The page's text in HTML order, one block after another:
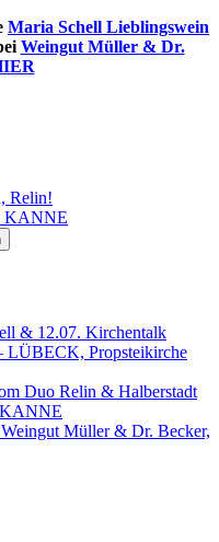
Maria Schell Lieblingswein
Weingut Müller & Dr.
Relin!
KANNE
& 12.07. Kirchentalk
LÜBECK, Propsteikirche
Duo Relin & Halberstadt
Müller & Dr. Becker,